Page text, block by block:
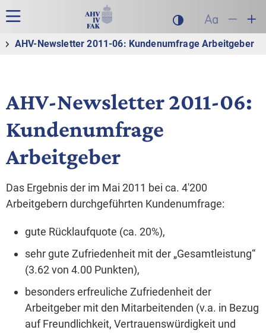
Zur Hauptnavigation
Zum Inhalt
Suche
Hauptnavigation Dunklen Modus
Schrift auf
Schrift
AHV-Newsletter 2011-06: Kundenumfrage Arbeitgeber
AHV-Newsletter 2011-06:
Kundenumfrage
Arbeitgeber
Das Ergebnis der im Mai 2011 bei ca. 4'200
Arbeitgebern durchgeführten Kundenumfrage:
gute Rücklaufquote (ca. 20%),
sehr gute Zufriedenheit mit der „Gesamtleistung“
(3.62 von 4.00 Punkten),
besonders erfreuliche Zufriedenheit der
Arbeitgeber mit den Mitarbeitenden (v.a. in Bezug
auf Freundlichkeit, Vertrauenswürdigkeit und